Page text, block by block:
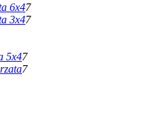
6x47
3x47
5x47
7